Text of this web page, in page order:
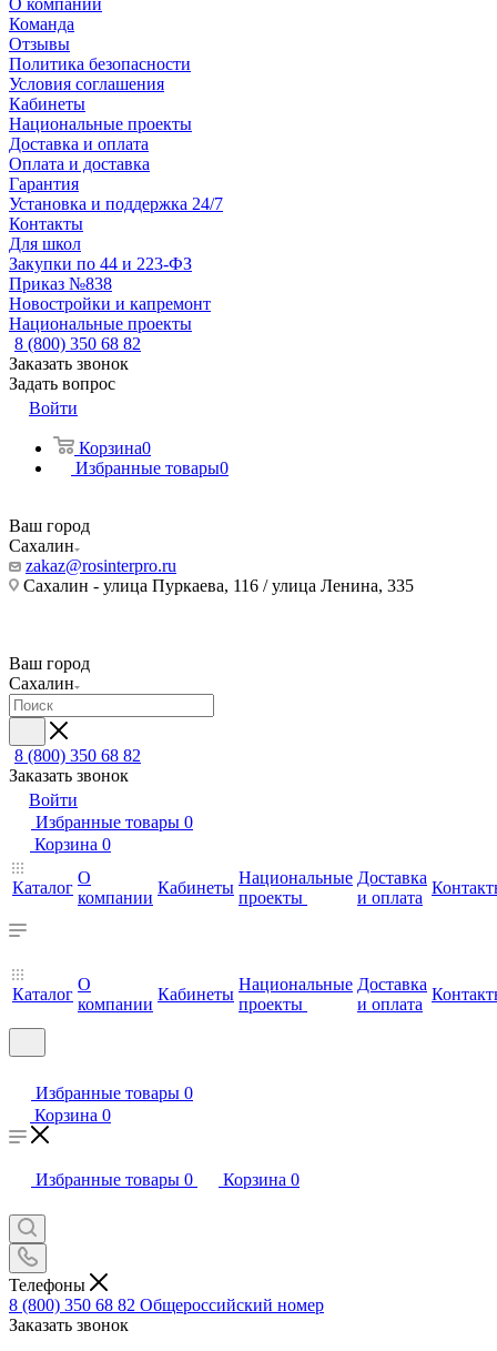
О компании
Команда
Отзывы
Политика безопасности
Условия соглашения
Кабинеты
Национальные проекты
Доставка и оплата
Оплата и доставка
Гарантия
Установка и поддержка 24/7
Контакты
Для школ
Закупки по 44 и 223-ФЗ
Приказ №838
Новостройки и капремонт
Национальные проекты
8 (800) 350 68 82
Заказать звонок
Задать вопрос
Войти
Корзина0
Избранные товары0
Ваш город
Сахалин
zakaz@rosinterpro.ru
Сахалин - улица Пуркаева, 116 / улица Ленина, 335
Ваш город
Сахалин
8 (800) 350 68 82
Заказать звонок
Войти
Избранные товары 0
Корзина 0
Каталог
О
компании
Кабинеты
Национальные
проекты
Доставка
и оплата
Каталог
О
компании
Кабинеты
Национальные
проекты
Доставка
и оплата
Избранные товары 0
Корзина 0
Избранные товары 0 Корзина 0
Телефоны
8 (800) 350 68 82 Общероссийский номер
Заказать звонок